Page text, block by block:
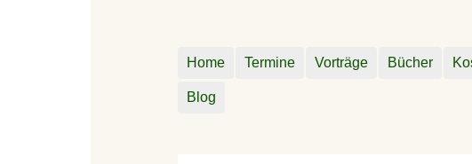
Home Termine Vorträge Bücher
Blog